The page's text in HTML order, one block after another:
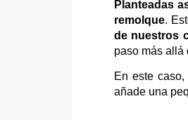
Planteadas
remolque.
de nuestros
paso más allá
En este
añade una